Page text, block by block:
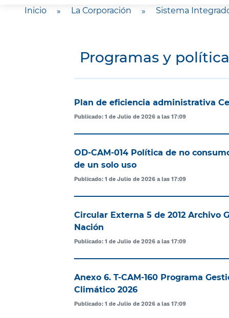
Inicio » La Corporación » Sistema
Programas y
Plan de eficiencia administrativa
Publicado: 1 de Julio de 2026 a las 17:09
OD-CAM-014 Política de no
de un solo uso
Publicado: 1 de Julio de 2026 a las 17:09
Circular Externa 5 de 2012 Archivo
Nación
Publicado: 1 de Julio de 2026 a las 17:09
Anexo 6. T-CAM-160 Programa
Climático 2026
Publicado: 1 de Julio de 2026 a las 17:09